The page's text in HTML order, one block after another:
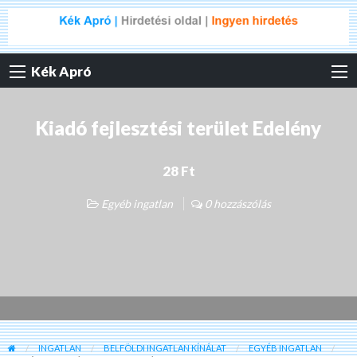
Kék Apró
Kiadó fejlesztési terület Edelény
28 Ft
Egyéb ingatlan 0 hozzászólás
INGATLAN BELFÖLDI INGATLAN KÍNÁLAT
EGYÉB INGATLAN